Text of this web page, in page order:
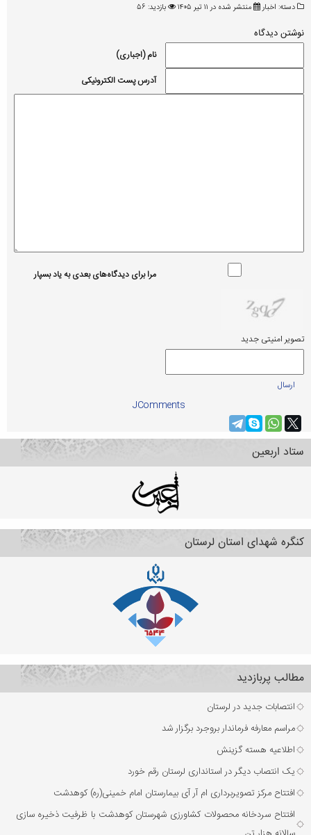
دسته: اخبار منتشر شده در ۱۱ تیر ۱۴۰۵ بازدید: ۵۶
نوشتن دیدگاه
نام (اجباری)
آدرس پست الکترونیکی
مرا برای دیدگاه‌های بعدی به یاد بسپار
تصویر امنیتی جدید
ارسال
JComments
ستاد اربعین
کنگره شهدای استان لرستان
مطالب پربازدید
انتصابات جدید در لرستان
مراسم معارفه فرماندار بروجرد برگزار شد
اطلاعیه هسته گزینش
یک انتصاب دیگر در استانداری لرستان رقم خورد
افتتاح مرکز تصویربرداری ام آر آی بیمارستان امام خمینی(ره) کوهدشت
افتتاح سردخانه محصولات کشاورزی شهرستان کوهدشت با ظرفیت ذخیره‌ سازی